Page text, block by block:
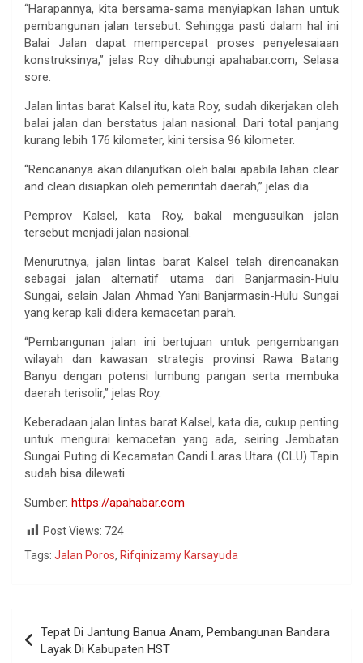
“Harapannya, kita bersama-sama menyiapkan lahan untuk
pembangunan jalan tersebut. Sehingga pasti dalam hal ini
Balai Jalan dapat mempercepat proses penyelesaiaan
konstruksinya,” jelas Roy dihubungi apahabar.com, Selasa
sore.
Jalan lintas barat Kalsel itu, kata Roy, sudah dikerjakan oleh
balai jalan dan berstatus jalan nasional. Dari total panjang
kurang lebih 176 kilometer, kini tersisa 96 kilometer.
“Rencananya akan dilanjutkan oleh balai apabila lahan clear
and clean disiapkan oleh pemerintah daerah,” jelas dia.
Pemprov Kalsel, kata Roy, bakal mengusulkan jalan
tersebut menjadi jalan nasional.
Menurutnya, jalan lintas barat Kalsel telah direncanakan
sebagai jalan alternatif utama dari Banjarmasin-Hulu
Sungai, selain Jalan Ahmad Yani Banjarmasin-Hulu Sungai
yang kerap kali didera kemacetan parah.
“Pembangunan jalan ini bertujuan untuk pengembangan
wilayah dan kawasan strategis provinsi Rawa Batang
Banyu dengan potensi lumbung pangan serta membuka
daerah terisolir,” jelas Roy.
Keberadaan jalan lintas barat Kalsel, kata dia, cukup penting
untuk mengurai kemacetan yang ada, seiring Jembatan
Sungai Puting di Kecamatan Candi Laras Utara (CLU) Tapin
sudah bisa dilewati.
Sumber: https://apahabar.com
Post Views: 724
Tags: Jalan Poros, Rifqinizamy Karsayuda
Tepat Di Jantung Banua Anam, Pembangunan Bandara
Layak Di Kabupaten HST